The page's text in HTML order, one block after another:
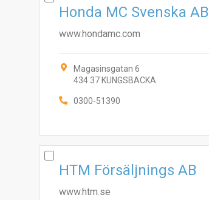
Honda MC Svenska AB
www.hondamc.com
Magasinsgatan 6
434 37 KUNGSBACKA
0300-51390
HTM Försäljnings AB
www.htm.se